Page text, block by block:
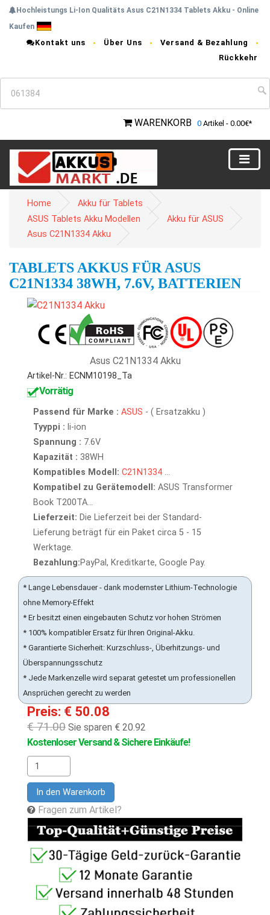
Hochleistungs Li-Ion Qualitäts Asus C21N1334 Tablets Akku - Online
Kaufen
Kontakt uns Über Uns
Versand & Bezahlung
Rückkehr
WARENKORB 0 Artikel - 0.00€*
Home
Akku für Tablets
ASUS Tablets Akku Modellen
Akku für ASUS
Asus C21N1334 Akku
TABLETS AKKUS FÜR ASUS
C21N1334 38WH, 7.6V, BATTERIEN
Asus C21N1334 Akku
Artikel-Nr.: ECNM10198_Ta
Vorrätig
Passend für Marke : ASUS - ( Ersatzakku )
Tyyppi : li-ion
Spannung : 7.6V
Kapazität : 38WH
Kompatibles Modell: C21N1334 ...
Kompatibel zu Gerätemodell: ASUS Transformer
Book T200TA...
Lieferzeit: Die Lieferzeit bei der Standard-
Lieferung beträgt für ein Paket circa 5 - 15
Werktage.
Bezahlung:PayPal, Kreditkarte, Google Pay.
* Lange Lebensdauer - dank modernster Lithium-Technologie
ohne Memory-Effekt
* Er besitzt einen eingebauten Schutz vor hohen Strömen
* 100% kompatibler Ersatz für Ihren Original-Akku.
* Garantierte Sicherheit: Kurzschluss-, Überhitzungs- und
Überspannungsschutz
* Jede Markenzelle wird separat getestet um professionellen
Ansprüchen gerecht zu werden
Preis: € 50.08
€ 71.00 Sie sparen € 20.92
Kostenloser Versand & Sichere Einkäufe!
In den Warenkorb
Fragen zum Artikel?